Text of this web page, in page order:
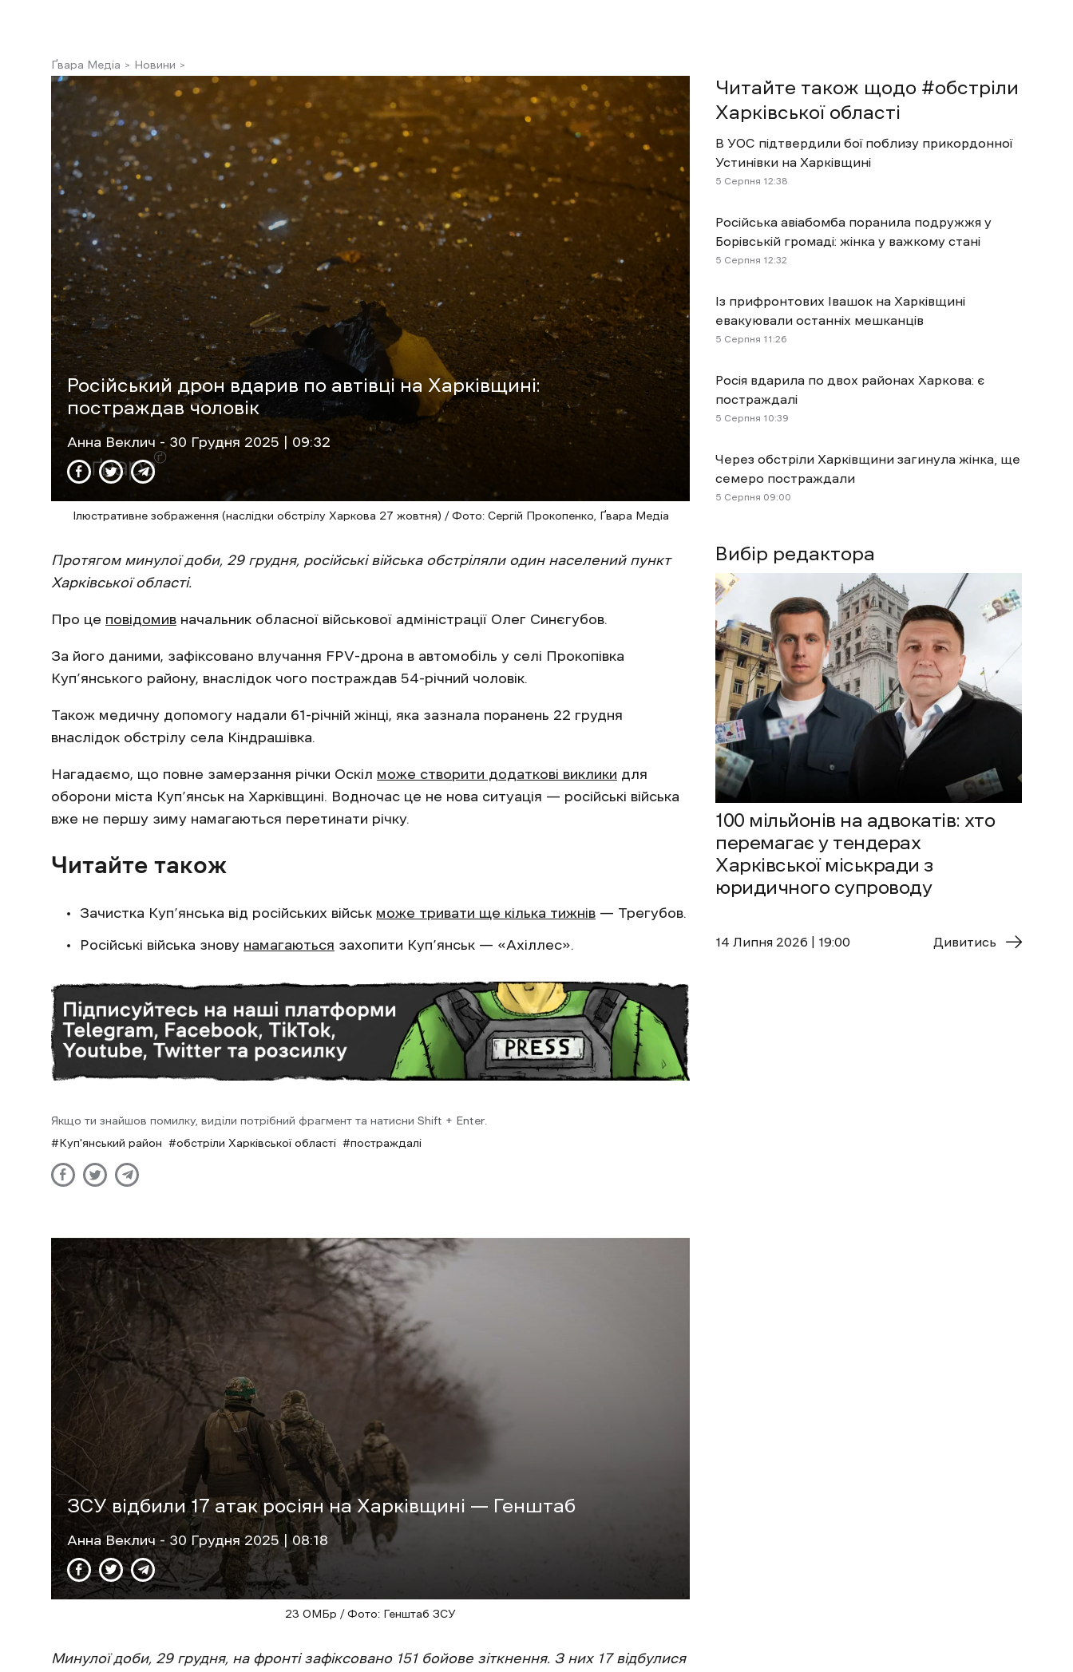
Ґвара Медіа Новини
Російський дрон вдарив по автівці на Харківщині:
постраждав чоловік
Анна Веклич - 30 Грудня 2025 | 09:32
Ілюстративне зображення (наслідки обстрілу Харкова 27 жовтня) / Фото: Сергій Прокопенко, Ґвара Медіа
Протягом минулої доби, 29 грудня, російські війська обстріляли один населений пункт
Харківської області.
Про це повідомив начальник обласної військової адміністрації Олег Синєгубов.
За його даними, зафіксовано влучання FPV-дрона в автомобіль у селі Прокопівка
Куп’янського району, внаслідок чого постраждав 54-річний чоловік.
Також медичну допомогу надали 61-річній жінці, яка зазнала поранень 22 грудня
внаслідок обстрілу села Кіндрашівка.
Нагадаємо, що повне замерзання річки Оскіл може створити додаткові виклики для
оборони міста Куп’янськ на Харківщині. Водночас це не нова ситуація — російські війська
вже не першу зиму намагаються перетинати річку.
Читайте також
Зачистка Куп’янська від російських військ може тривати ще кілька тижнів — Трегубов.
Російські війська знову намагаються захопити Куп’янськ — «Ахіллес».
Якщо ти знайшов помилку, виділи потрібний фрагмент та натисни Shift + Enter.
Куп'янський район
обстріли Харківської області постраждалі
ЗСУ відбили 17 атак росіян на Харківщині — Генштаб
Анна Веклич - 30 Грудня 2025 | 08:18
23 ОМБр / Фото: Генштаб ЗСУ
Минулої доби, 29 грудня, на фронті зафіксовано 151 бойове зіткнення. З них 17 відбулися
Вибір редактора
100 мільйонів на адвокатів: хто
перемагає у тендерах
Харківської міськради з
юридичного супроводу
14 Липня 2026 | 19:00 Дивитись
Читайте також щодо #обстріли
Харківської області
В УОС підтвердили бої поблизу прикордонної
Устинівки на Харківщині
5 Cерпня 12:38
Російська авіабомба поранила подружжя у
Борівській громаді: жінка у важкому стані
5 Cерпня 12:32
Із прифронтових Івашок на Харківщині
евакуювали останніх мешканців
5 Cерпня 11:26
Росія вдарила по двох районах Харкова: є
постраждалі
5 Cерпня 10:39
Через обстріли Харківщини загинула жінка, ще
семеро постраждали
5 Cерпня 09:00